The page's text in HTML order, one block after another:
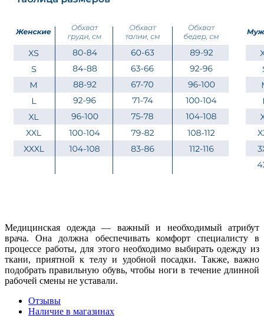
Медицинская одежда — важный и необходимый атрибут
врача. Она должна обеспечивать комфорт специалисту в
процессе работы, для этого необходимо выбирать одежду из
ткани, приятной к телу и удобной посадки. Также, важно
подобрать правильную обувь, чтобы ноги в течение длинной
рабочей смены не уставали.
Отзывы
Наличие в магазинах